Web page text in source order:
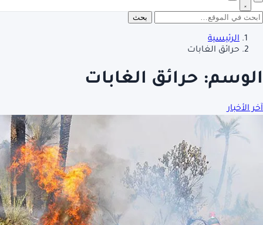
بحث
الرئيسية
حرائق الغابات
الوسم: حرائق الغابات
آخر الأخبار